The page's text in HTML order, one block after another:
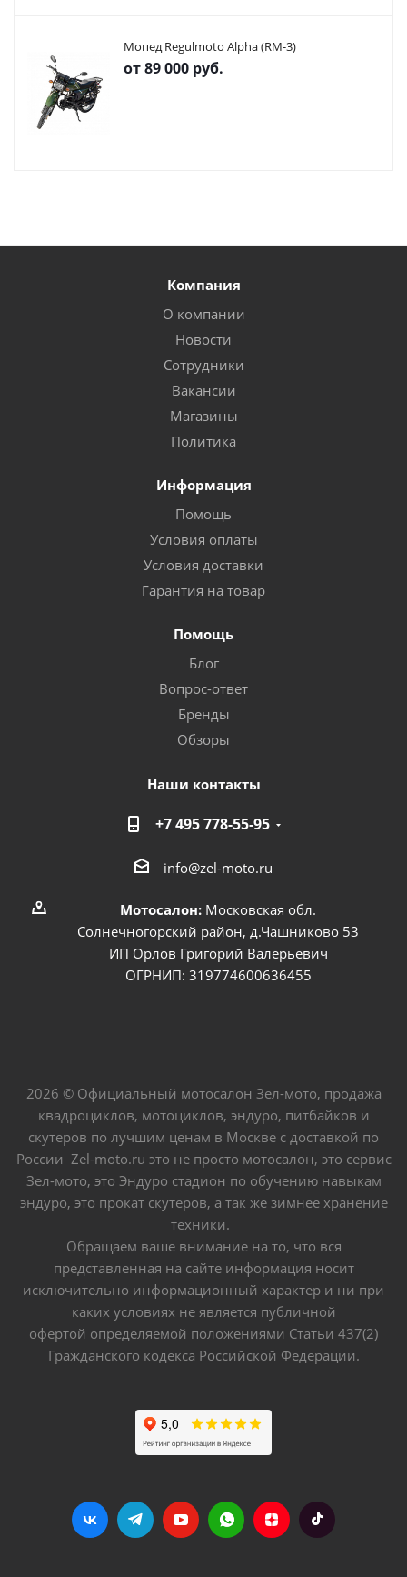
Мопед Regulmoto Alpha (RM-3)
от89 000 руб.
Компания
О компании
Новости
Сотрудники
Вакансии
Магазины
Политика
Информация
Помощь
Условия оплаты
Условия доставки
Гарантия на товар
Помощь
Блог
Вопрос-ответ
Бренды
Обзоры
Наши контакты
+7 495 778-55-95
info@zel-moto.ru
Мотосалон: Московская обл.
Солнечногорский район, д.Чашниково 53
ИП Орлов Григорий Валерьевич
ОГРНИП: 319774600636455
2026 © Официальный мотосалон Зел-мото, продажа
квадроциклов, мотоциклов, эндуро, питбайков и
скутеров по лучшим ценам в Москве с доставкой по
России Zel-moto.ru это не просто мотосалон, это сервис
Зел-мото, это Эндуро стадион по обучению навыкам
эндуро, это прокат скутеров, а так же зимнее хранение
техники.
Обращаем ваше внимание на то, что вся
представленная на сайте информация носит
исключительно информационный характер и ни при
каких условиях не является публичной
офертой определяемой положениями Статьи 437(2)
Гражданского кодекса Российской Федерации.